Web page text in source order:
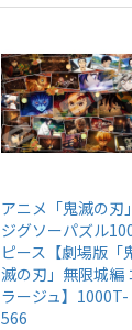
アニメ「鬼滅の刃」
ジグソーパズル
ピース【劇場版「
滅の刃」無限城編
ラージュ】1000T-
566